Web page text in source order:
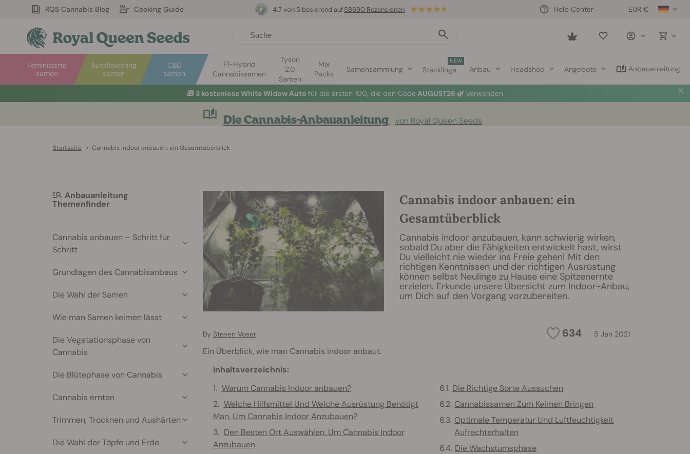
RQS Cannabis Blog Cooking Guide EUR €
Help Center
Saved
Autoflowering
samen
Feminisierte
samen
CBD
samen
F1-Hybrid
Cannabissamen
Tyson
2.0
Samen
Mix
Packs
Samensammlung
NEW
Stecklinge Anbau Headshop Angebote Anbauanleitung
4.7 von 5 basierend auf58690 Rezensionen
🎁 3 kostenlose White Widow Auto für die ersten 100, die den Code AUGUST26 🌿 verwenden
Die Cannabis-Anbauanleitung von Royal Queen Seeds
Startseite > Cannabis indoor anbauen: ein Gesamtüberblick
Cannabis indoor anbauen: ein
Gesamtüberblick
Cannabis indoor anzubauen, kann schwierig wirken,
sobald Du aber die Fähigkeiten entwickelt hast, wirst
Du vielleicht nie wieder ins Freie gehen! Mit den
richtigen Kenntnissen und der richtigen Ausrüstung
können selbst Neulinge zu Hause eine Spitzenernte
erzielen. Erkunde unsere Übersicht zum Indoor-Anbau,
um Dich auf den Vorgang vorzubereiten.
634 5 Jan 2021
By Steven Voser
Ein Überblick, wie man Cannabis indoor anbaut.
Inhaltsverzeichnis:
Warum Cannabis Indoor anbauen?
Welche Hilfsmittel Und Welche Ausrüstung Benötigt
Man, Um Cannabis Indoor Anzubauen?
Den Besten Ort Auswählen, Um Cannabis Indoor
Anzubauen
Die Richtige Sorte Aussuchen
Cannabissamen Zum Keimen Bringen
Optimale Temperatur Und Luftfeuchtigkeit
Aufrechterhalten
Die Wachstumsphase
Anbauanleitung
Themenfinder
Cannabis anbauen – Schritt für
Schritt
Grundlagen des Cannabisanbaus
Die Wahl der Samen
Wie man Samen keimen lässt
Die Vegetationsphase von
Cannabis
Die Blütephase von Cannabis
Cannabis ernten
Trimmen, Trocknen und Aushärten
Die Wahl der Töpfe und Erde